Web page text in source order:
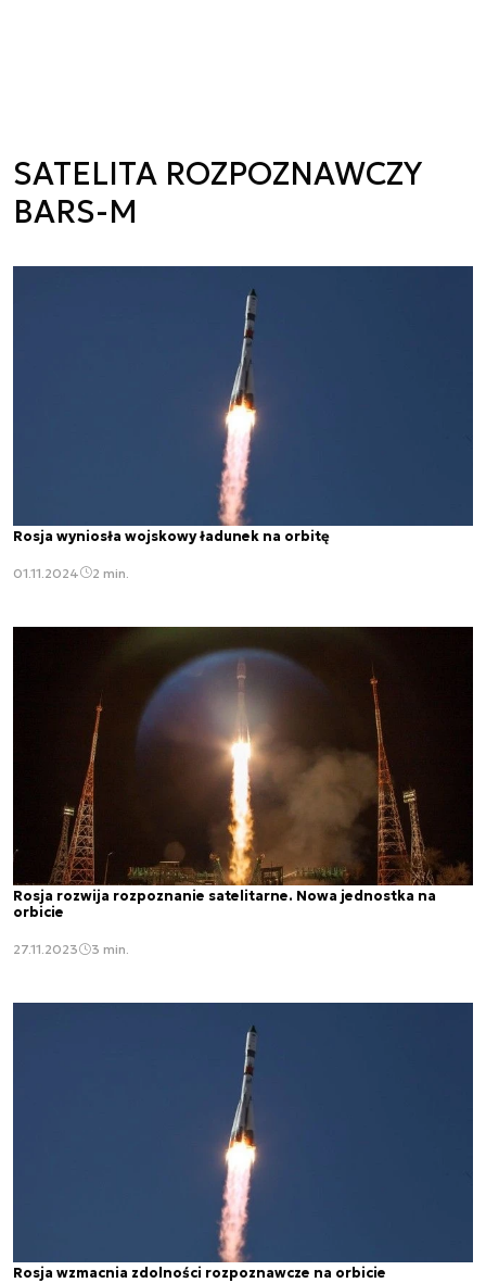
SATELITA ROZPOZNAWCZY
BARS-M
Rosja wyniosła wojskowy ładunek na orbitę
01.11.2024 2 min.
Rosja rozwija rozpoznanie satelitarne. Nowa jednostka na
orbicie
27.11.2023 3 min.
Rosja wzmacnia zdolności rozpoznawcze na orbicie